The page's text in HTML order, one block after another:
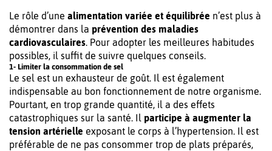
Le rôle d’une alimentation variée et équilibrée n’est plus à
démontrer dans la prévention des maladies
cardiovasculaires. Pour adopter les meilleures habitudes
possibles, il suffit de suivre quelques conseils.
1- Limiter la consommation de sel
Le sel est un exhausteur de goût. Il est également
indispensable au bon fonctionnement de notre organisme.
Pourtant, en trop grande quantité, il a des effets
catastrophiques sur la santé. Il participe à augmenter la
tension artérielle exposant le corps à l’hypertension. Il est
préférable de ne pas consommer trop de plats préparés,